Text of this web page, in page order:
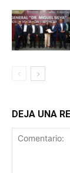
DEJA UNA